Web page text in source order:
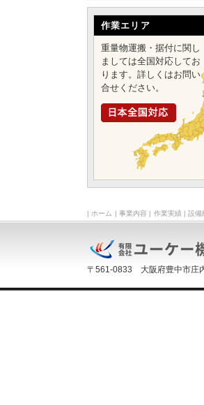
作業エリア
重量物運搬・据付に関し
ましては全国対応してお
ります。詳しくはお問い
合せください。
| ホーム | 事業内容 | 作業実績 |設備
〒561-0833 大阪府豊中市